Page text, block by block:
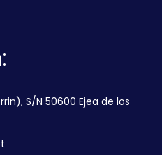
S/N 50600 Ejea de los